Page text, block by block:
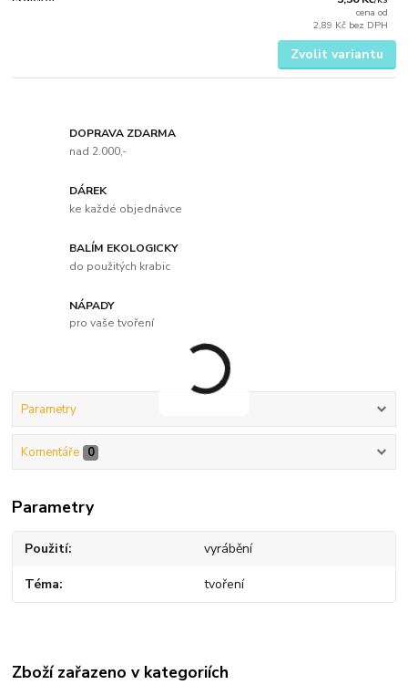
cena od
2,89 Kč bez DPH
Zvolit variantu
DOPRAVA ZDARMA
nad 2.000,-
DÁREK
ke každé objednávce
BALÍM EKOLOGICKY
do použitých krabic
NÁPADY
pro vaše tvoření
Parametry
Komentáře 0
Parametry
Použití vyrábění
Téma tvoření
Zboží zařazeno v kategoriích